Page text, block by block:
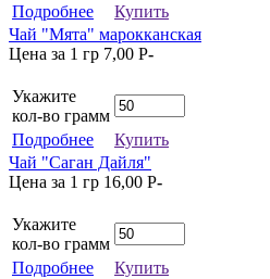
Подробнее
Купить
Чай "Мята" марокканская
Цена за 1 гр 7,00 P-
Укажите
кол-во грамм
Подробнее
Купить
Чай "Саган Дайля"
Цена за 1 гр 16,00 P-
Укажите
кол-во грамм
Подробнее
Купить